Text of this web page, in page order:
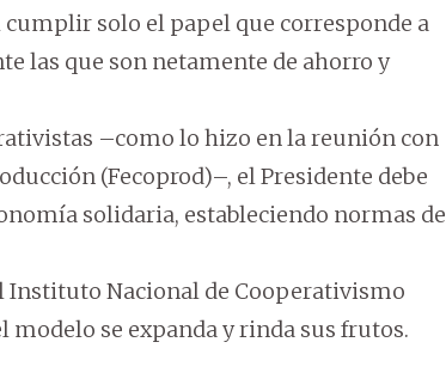
solo el papel que corresponde a
las que son netamente de ahorro y
–como lo hizo en la reunión con
(Fecoprod)–, el Presidente debe
solidaria, estableciendo normas de
Nacional de Cooperativismo
se expanda y rinda sus frutos.